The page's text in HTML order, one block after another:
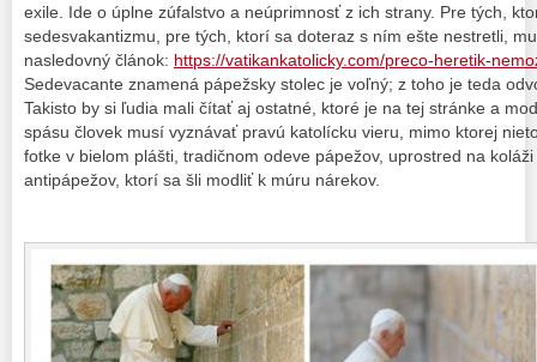
exile. Ide o úplne zúfalstvo a neúprimnosť z ich strany. Pre tých,
sedesvakantizmu, pre tých, ktorí sa doteraz s ním ešte nestretli,
nasledovný článok: https://vatikankatolicky.com/preco-heretik-
Sedevacante znamená pápežsky stolec je voľný; z toho je teda
Takisto by si ľudia mali čítať aj ostatné, ktoré je na tej stránke a
spásu človek musí vyznávať pravú katolícku vieru, mimo ktorej
fotke v bielom plášti, tradičnom odeve pápežov, uprostred na
antipápežov, ktorí sa šli modliť k múru nárekov.